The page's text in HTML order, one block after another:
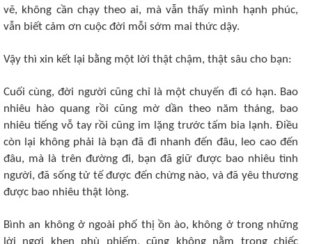
vẽ, không cần chạy theo ai, mà vẫn thấy mình hạnh phúc,
vẫn biết cảm ơn cuộc đời mỗi sớm mai thức dậy.
Vậy thì xin kết lại bằng một lời thật chậm, thật sâu cho bạn:
Cuối cùng, đời người cũng chỉ là một chuyến đi có hạn. Bao
nhiêu hào quang rồi cũng mờ dần theo năm tháng, bao
nhiêu tiếng vỗ tay rồi cũng im lặng trước tấm bia lạnh. Điều
còn lại không phải là bạn đã đi nhanh đến đâu, leo cao đến
đâu, mà là trên đường đi, bạn đã giữ được bao nhiêu tình
người, đã sống tử tế được đến chừng nào, và đã yêu thương
được bao nhiêu thật lòng.
Bình an không ở ngoài phố thị ồn ào, không ở trong những
lời ngợi khen phù phiếm, cũng không nằm trong chiếc